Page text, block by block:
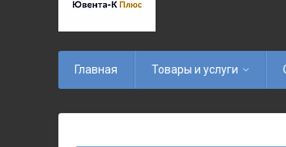
Главная Товары и услуги